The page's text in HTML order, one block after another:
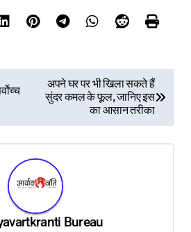
अपने घर पर भी खिला सकते हैं
सुंदर कमल के फूल, जानिए इस
का आसान तरीका
Bureau